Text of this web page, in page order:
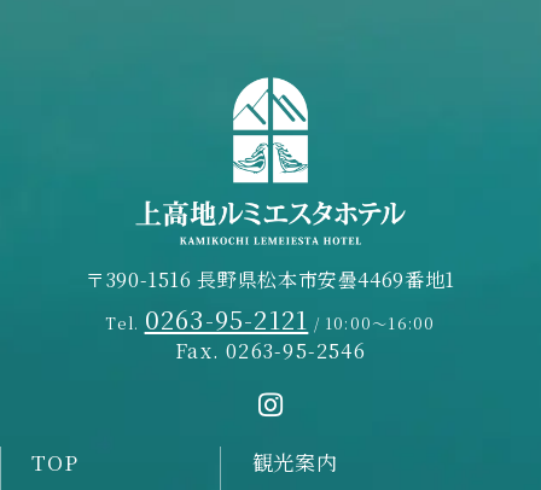
〒390-1516 長野県松本市安曇4469番地1
Tel. 0263-95-2121 / 10:00～16:00
Fax. 0263-95-2546
TOP
観光案内